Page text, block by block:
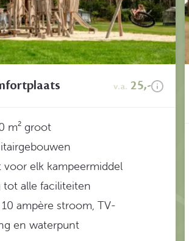
v.a. 25,-
m² groot
voor elk kampeermiddel
tot alle faciliteiten
ampère stroom, TV-
en waterpunt